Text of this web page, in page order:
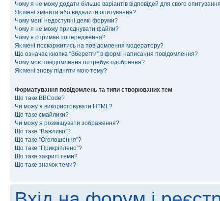
Чому я не можу додати більше варіантів відповідей для свого
Як мені змінити або видалити опитування?
Чому мені недоступні деякі форуми?
Чому я не можу приєднувати файли?
Чому я отримав попередження?
Як мені поскаржитись на повідомлення модератору?
Що означає кнопка “Зберегти” в формі написання повідомлення?
Чому моє повідомлення потребує одобрення?
Як мені знову підняти мою тему?
Форматування повідомлень та типи створюваних тем
Що таке BBCode?
Чи можу я використовувати HTML?
Що таке смайлики?
Чи можу я розміщувати зображення?
Що таке “Важливо”?
Що таке “Оголошення”?
Що таке “Прикріплено”?
Що таке закриті теми?
Що таке значок теми?